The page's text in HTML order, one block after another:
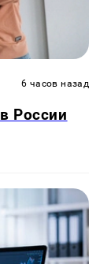
6 часов назад
России